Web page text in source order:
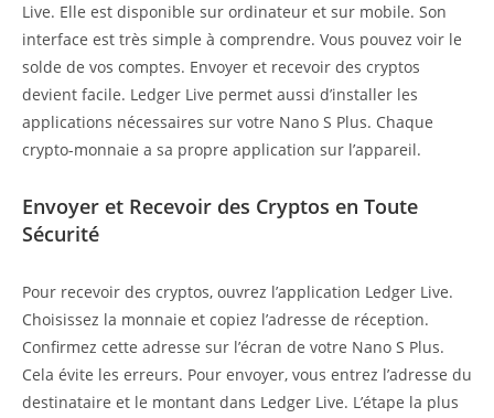
Live. Elle est disponible sur ordinateur et sur mobile. Son
interface est très simple à comprendre. Vous pouvez voir le
solde de vos comptes. Envoyer et recevoir des cryptos
devient facile. Ledger Live permet aussi d’installer les
applications nécessaires sur votre Nano S Plus. Chaque
crypto-monnaie a sa propre application sur l’appareil.
Envoyer et Recevoir des Cryptos en Toute
Sécurité
Pour recevoir des cryptos, ouvrez l’application Ledger Live.
Choisissez la monnaie et copiez l’adresse de réception.
Confirmez cette adresse sur l’écran de votre Nano S Plus.
Cela évite les erreurs. Pour envoyer, vous entrez l’adresse du
destinataire et le montant dans Ledger Live. L’étape la plus